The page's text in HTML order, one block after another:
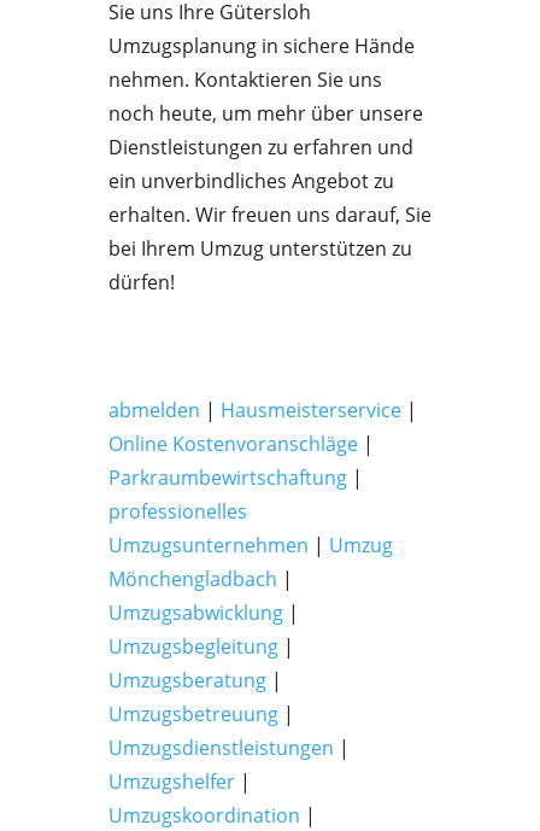
Sie uns Ihre Gütersloh
Umzugsplanung in sichere Hände
nehmen. Kontaktieren Sie uns
noch heute, um mehr über unsere
Dienstleistungen zu erfahren und
ein unverbindliches Angebot zu
erhalten. Wir freuen uns darauf, Sie
bei Ihrem Umzug unterstützen zu
dürfen!
abmelden | Hausmeisterservice|
Online Kostenvoranschläge|
Parkraumbewirtschaftung|
professionelles
Umzugsunternehmen | Umzug
Mönchengladbach |
Umzugsabwicklung|
Umzugsbegleitung|
Umzugsberatung|
Umzugsbetreuung|
Umzugsdienstleistungen |
Umzugshelfer|
Umzugskoordination |